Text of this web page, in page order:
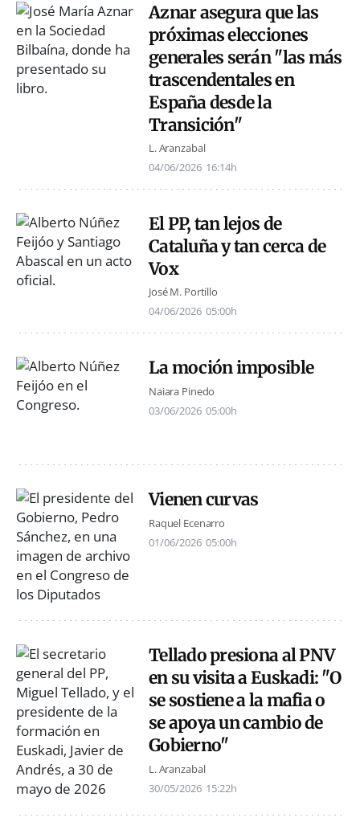
Aznar asegura que las
próximas elecciones
generales serán "las más
trascendentales en
España desde la
Transición"
L. Aranzabal
04/06/2026 16:14h
El PP, tan lejos de
Cataluña y tan cerca de
Vox
José M. Portillo
04/06/2026 05:00h
La moción imposible
Naiara Pinedo
03/06/2026 05:00h
Vienen curvas
Raquel Ecenarro
01/06/2026 05:00h
Tellado presiona al PNV
en su visita a Euskadi: "O
se sostiene a la mafia o
se apoya un cambio de
Gobierno"
L. Aranzabal
30/05/2026 15:22h